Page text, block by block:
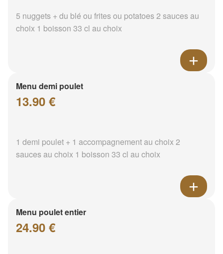
5 nuggets + du blé ou frites ou potatoes 2 sauces au
choix 1 boisson 33 cl au choix
Menu demi poulet
13.90 €
1 demi poulet + 1 accompagnement au choix 2
sauces au choix 1 boisson 33 cl au choix
Menu poulet entier
24.90 €